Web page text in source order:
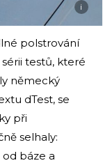
i
polstrování
testů, které
německý
dTest, se
při
selhaly:
báze a